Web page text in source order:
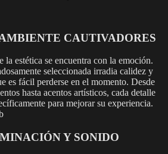
CAUTIVADORES
la estética se encuentra con la emoción.
seleccionada irradia calidez y
es fácil perderse en el momento. Desde
hasta acentos artísticos, cada detalle
para mejorar su experiencia.
Y SONIDO